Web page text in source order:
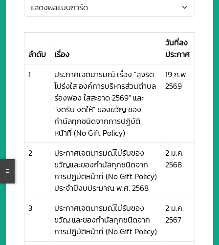
ลำดับ เรื่อง
วันที่ลง
ประกาศ
1
ประกาศเจตนารมณ์ เรื่อง "สุจริต
โปร่งใส องค์การบริหารส่วนตำบล
ร่องฟอง ใสสะอาด 2569" และ
"งดรับ งดให้" ของขวัญ ของ
กำนัลทุกชนิดจากการปฏิบัติ
หน้าที่ (No Gift Policy)
19 ก.พ.
2569
2
ประกาศเจตนารมณ์ไม่รับของ
ขวัญและของกำนัลทุกชนิดจาก
การปฏิบัติหน้าที่ (No Gift Policy)
ประจำปีงบประมาณ พ.ศ. 2568
2 ม.ค.
2568
3
ประกาศเจตนารมณ์ไม่รับของ
ขวัญ และของกำนัลทุกชนิดจาก
การปฏิบัติหน้าที่ (No Gift Policy)
2 ม.ค.
2567